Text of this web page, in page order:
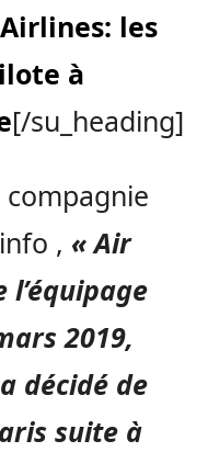
les
à
[/su_heading]
, « Air
2019,
décidé de
suite à